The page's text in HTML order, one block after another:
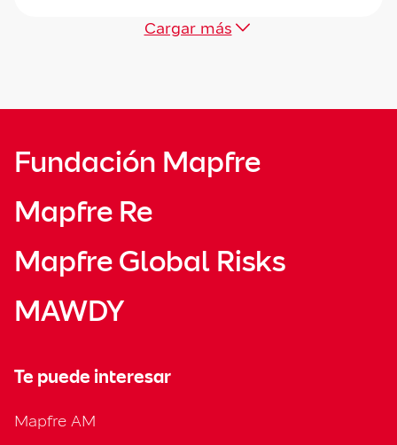
Cargar más
Fundación Mapfre
Mapfre Re
Mapfre Global Risks
MAWDY
Te puede interesar
Mapfre AM